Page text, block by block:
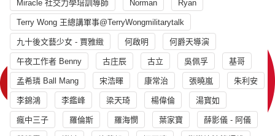
Miracle 社交力學培訓導師 Norman Ryan
Terry Wong 王總講軍事@TerryWongmilitarytalk
九十後文藝少女 - 賈雅緻 何啟明 何爵天導演
午夜工作者 Benny 古庄辰 古立 吳佩孚 基哥
孟希璘 Ball Mang 宋浩暉 康常治 張曉嵐 朱利安
李錦鴻 李鑑峰 梁天琦 楊偉倫 湯寳如
瘋中三子 羅倫斯 羅海憫 葉家寶 薛影儀 - 阿儀